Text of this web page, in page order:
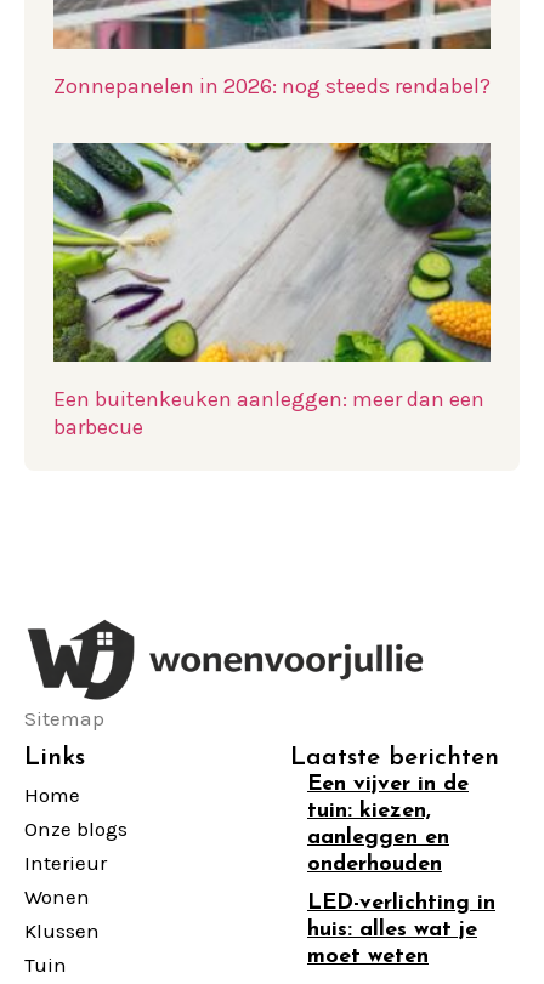
Zonnepanelen in 2026: nog steeds rendabel?
Een buitenkeuken aanleggen: meer dan een
barbecue
Sitemap
Links
Home
Onze blogs
Interieur
Wonen
Klussen
Tuin
Laatste berichten
Een vijver in de
tuin: kiezen,
aanleggen en
onderhouden
LED-verlichting in
huis: alles wat je
moet weten